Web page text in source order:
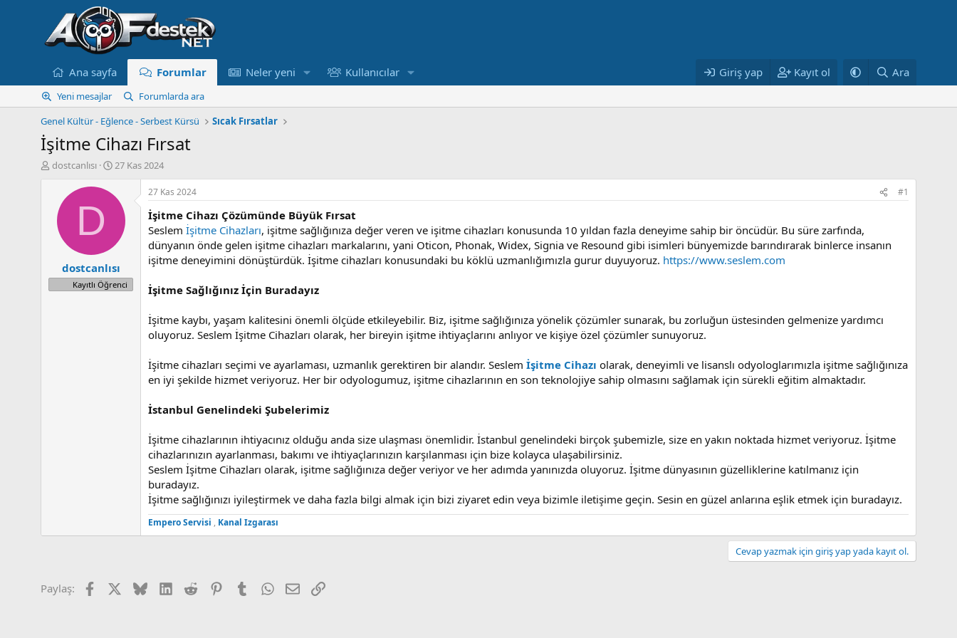
Ana sayfa Forumlar Neler yeni Kullanıcılar Giriş yap Kayıt ol Ara
Yeni mesajlar
Forumlarda ara
Genel Kültür - Eğlence - Serbest Kürsü
Sıcak Fırsatlar
İşitme Cihazı Fırsat
K
l
a
dostcanlısı
B
g
ç
t
a
27 Kas 2024
D
dostcanlısı
Kayıtlı Öğrenci
27 Kas 2024 #1
İşitme Cihazı Çözümünde Büyük Fırsat
Seslem İşitme Cihazları, işitme sağlığınıza değer veren ve işitme cihazları konusunda 10 yıldan fazla deneyime sahip bir öncüdür. Bu süre zarfında,
dünyanın önde gelen işitme cihazları markalarını, yani Oticon, Phonak, Widex, Signia ve Resound gibi isimleri bünyemizde barındırarak binlerce insanın
işitme deneyimini dönüştürdük. İşitme cihazları konusundaki bu köklü uzmanlığımızla gurur duyuyoruz. https://www.seslem.com
İşitme Sağlığınız İçin Buradayız
İşitme kaybı, yaşam kalitesini önemli ölçüde etkileyebilir. Biz, işitme sağlığınıza yönelik çözümler sunarak, bu zorluğun üstesinden gelmenize yardımcı
oluyoruz. Seslem İşitme Cihazları olarak, her bireyin işitme ihtiyaçlarını anlıyor ve kişiye özel çözümler sunuyoruz.
İşitme cihazları seçimi ve ayarlaması, uzmanlık gerektiren bir alandır. Seslem İşitme Cihazı olarak, deneyimli ve lisanslı odyologlarımızla işitme sağlığınıza
en iyi şekilde hizmet veriyoruz. Her bir odyologumuz, işitme cihazlarının en son teknolojiye sahip olmasını sağlamak için sürekli eğitim almaktadır.
İstanbul Genelindeki Şubelerimiz
İşitme cihazlarının ihtiyacınız olduğu anda size ulaşması önemlidir. İstanbul genelindeki birçok şubemizle, size en yakın noktada hizmet veriyoruz. İşitme
cihazlarınızın ayarlanması, bakımı ve ihtiyaçlarınızın karşılanması için bize kolayca ulaşabilirsiniz.
Seslem İşitme Cihazları olarak, işitme sağlığınıza değer veriyor ve her adımda yanınızda oluyoruz. İşitme dünyasının güzelliklerine katılmanız için
buradayız.
İşitme sağlığınızı iyileştirmek ve daha fazla bilgi almak için bizi ziyaret edin veya bizimle iletişime geçin. Sesin en güzel anlarına eşlik etmek için buradayız.
Empero Servisi , Kanal Izgarası
Cevap yazmak için giriş yap yada kayıt ol.
Paylaş: FacebookX (Twitter)
BlueskyLinkedInReddit PinterestTumblrWhatsApp
E-postaLink